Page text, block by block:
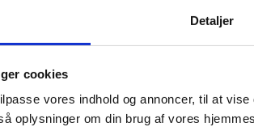
Detaljer
cookies
vores indhold og annoncer, til at
oplysninger om din brug af vores